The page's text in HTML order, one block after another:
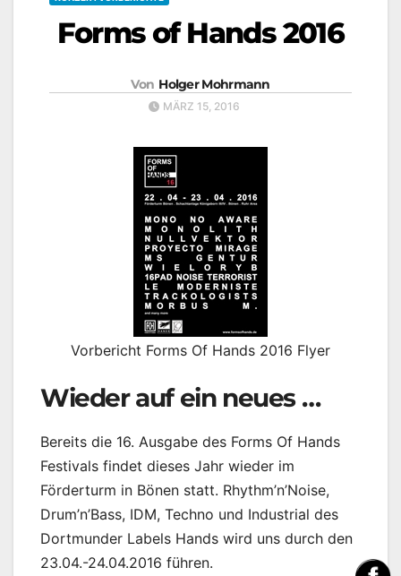
Forms of Hands 2016
Von Holger Mohrmann
MÄRZ 15, 2016
Vorbericht Forms Of Hands 2016 Flyer
Wieder auf ein neues …
Bereits die 16. Ausgabe des Forms Of Hands
Festivals findet dieses Jahr wieder im
Förderturm in Bönen statt. Rhythm’n’Noise,
Drum’n’Bass, IDM, Techno und Industrial des
Dortmunder Labels Hands wird uns durch den
23.04.-24.04.2016 führen.